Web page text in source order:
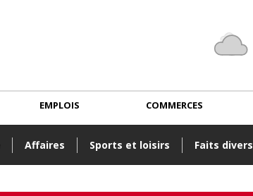
Affaires Sports et loisirs Faits divers
EMPLOIS COMMERCES